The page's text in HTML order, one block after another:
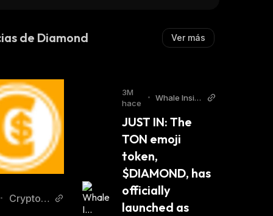
de Diamond Ver más
•
Cryptos
3M
hace
•
Whale Insid
JUST IN: The
TON emoji
token,
$DIAMOND, has
officially
launched as